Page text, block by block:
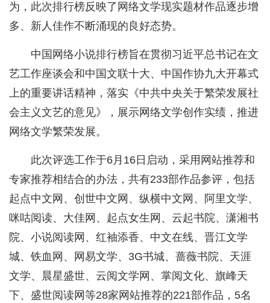
为，此次排行榜反映了网络文学现实题材作品逐步增
多、新人佳作不断涌现的良好态势。
中国网络小说排行榜旨在贯彻习近平总书记在文
艺工作座谈会和中国文联十大、中国作协九大开幕式
上的重要讲话精神，落实《中共中央关于繁荣发展社
会主义文艺的意见》，展示网络文学创作实绩，推进
网络文学繁荣发展。
此次评选工作于6月16日启动，采用网站推荐和
专家推荐相结合的办法，共有233部作品参评，包括
起点中文网、创世中文网、纵横中文网、阿里文学、
咪咕阅读、大佳网、起点女生网、云起书院、潇湘书
院、小说阅读网、红袖添香、中文在线、晋江文学
城、铁血网、网易文学、3G书城、蔷薇书院、天涯
文学、晨星盛世、云阅文学网、掌阅文化、旗峰天
下、盛世阅读网等28家网站推荐的221部作品，5名